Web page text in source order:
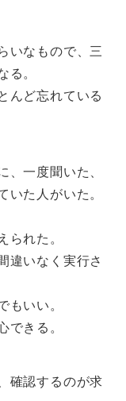
いなもので、三
。
んど忘れている
一度聞いた、
た人がいた。
られた。
違いなく実行さ
いい。
できる。
確認するのが求